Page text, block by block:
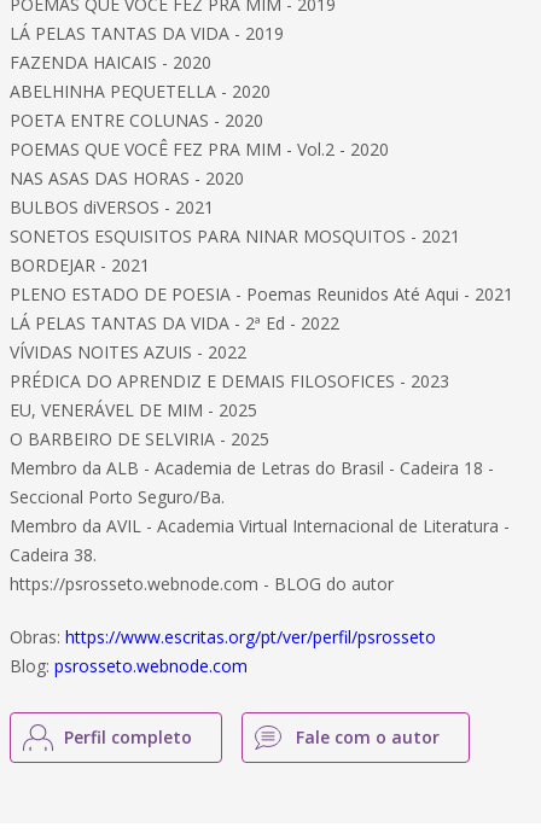
LÁ PELAS TANTAS DA VIDA - 2019
FAZENDA HAICAIS - 2020
ABELHINHA PEQUETELLA - 2020
POETA ENTRE COLUNAS - 2020
POEMAS QUE VOCÊ FEZ PRA MIM - Vol.2 - 2020
NAS ASAS DAS HORAS - 2020
BULBOS diVERSOS - 2021
SONETOS ESQUISITOS PARA NINAR MOSQUITOS - 2021
BORDEJAR - 2021
PLENO ESTADO DE POESIA - Poemas Reunidos Até Aqui - 2021
LÁ PELAS TANTAS DA VIDA - 2ª Ed - 2022
VÍVIDAS NOITES AZUIS - 2022
PRÉDICA DO APRENDIZ E DEMAIS FILOSOFICES - 2023
EU, VENERÁVEL DE MIM - 2025
O BARBEIRO DE SELVIRIA - 2025
Membro da ALB - Academia de Letras do Brasil - Cadeira 18 -
Seccional Porto Seguro/Ba.
Membro da AVIL - Academia Virtual Internacional de Literatura -
Cadeira 38.
https://psrosseto.webnode.com - BLOG do autor
Obras: https://www.escritas.org/pt/ver/perfil/psrosseto
Blog: psrosseto.webnode.com
Perfil completo Fale com o autor